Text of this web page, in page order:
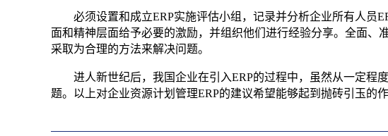
必须设置和成立ERP实施评估小组，记录并分析企业所有人员
面和精神层面给予必要的激励，并组织他们进行经验分享。全面、
采取为合理的方法来解决问题。
进人新世纪后，我国企业在引入ERP‍的过程中，虽然从一定程
题。以上对企业资源计划管理ERP‍的建议希望能够起到抛砖引玉的